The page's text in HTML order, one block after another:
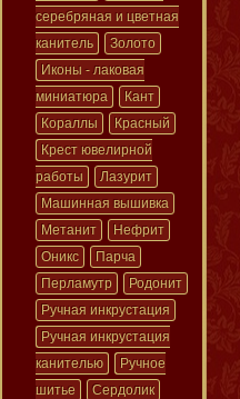
серебряная и цветная
канитель
Золото
Иконы - лаковая
миниатюра
Кант
Кораллы
Красный
Крест ювелирной
работы
Лазурит
Машинная вышивка
Метанит
Нефрит
Оникс
Парча
Перламутр
Родонит
Ручная инкрустация
Ручная инкрустация
канителью
Ручное
шитье
Сердолик